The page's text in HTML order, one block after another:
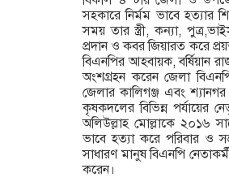
সহকারে নির্মম ভাবে হত্যার
সময় তার স্ত্রী, কন্যা,
প্রদান ও কবর জিয়ারত করে
বিএনপির আহবায়ক, বর্ষিয়ান
অংশগ্রহন করেন জেলা
জেলার কালিগঞ্জ এবং
কৃষকদলের বিভিন্ন পর্যায়ের
অলিউল্লাহ মোল্লাকে ২০১৬
ভাবে হত্যা করে পরিবার ও
সাধারণ মানুষ বিএনপি
করেন।